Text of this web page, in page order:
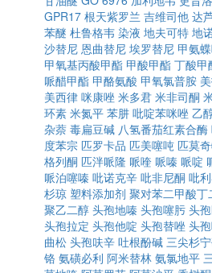
GPR17 根天紫罗兰 吉维司他 达
苯醚 杜鲁格韦 染液 地夫可特 地
沙替尼 恩曲替尼 埃罗替尼 甲氨
甲氧基丙酸甲酯 甲酸甲酯 丁酸甲
哌醋甲酯 甲酪氨酸 甲氧氯普胺
美西律 咪康唑 米多君 米非司酮
环素 米氮平 苯肼 吡啶苯咪唑 乙
杂萘 毒扁豆碱 八氢番茄红素合酶
度苯宗 匹罗卡品 匹美噻吨 匹莫
格列酮 匹泮哌隆 哌喹 哌嗪 哌啶
哌泊噻嗪 吡诺克辛 吡非尼酮 吡
杉琼 塑料添加剂 聚对苯二甲酸丁
聚乙二醇 头孢地嗪 头孢噻肟 头
头孢拉定 头孢他啶 头孢替唑 头
曲松 头孢呋辛 吐根酚碱 三尖杉
铬 氨磺必利 阿米替林 氨氯地平